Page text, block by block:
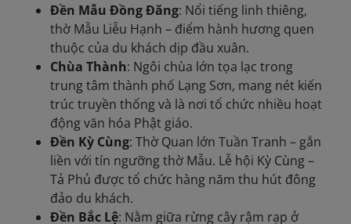
Đền Mẫu Đồng Đăng: Nổi tiếng linh thiêng,
thờ Mẫu Liễu Hạnh – điểm hành hương quen
thuộc của du khách dịp đầu xuân.
Chùa Thành: Ngôi chùa lớn tọa lạc trong
trung tâm thành phố Lạng Sơn, mang nét kiến
trúc truyền thống và là nơi tổ chức nhiều hoạt
động văn hóa Phật giáo.
Đền Kỳ Cùng: Thờ Quan lớn Tuần Tranh – gắn
liền với tín ngưỡng thờ Mẫu. Lễ hội Kỳ Cùng –
Tả Phủ được tổ chức hàng năm thu hút đông
đảo du khách.
Đền Bắc Lệ: Nằm giữa rừng cây rậm rạp ở